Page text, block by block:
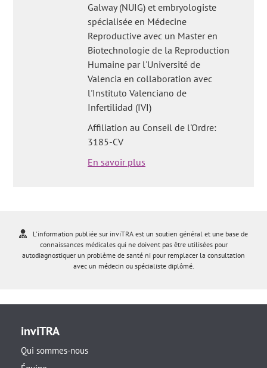
Galway (NUIG) et embryologiste
spécialisée en Médecine
Reproductive avec un Master en
Biotechnologie de la Reproduction
Humaine par l'Université de
Valencia en collaboration avec
l'Instituto Valenciano de
Infertilidad (IVI)
Affiliation au Conseil de l'Ordre:
3185-CV
En savoir plus
L'information publiée sur inviTRA est un soutien général et une base de
connaissances médicales qui ne doivent pas être utilisées pour
autodiagnostiquer un problème de santé ni pour remplacer la consultation
avec un médecin ou spécialiste diplômé.
inviTRA
Qui sommes-nous